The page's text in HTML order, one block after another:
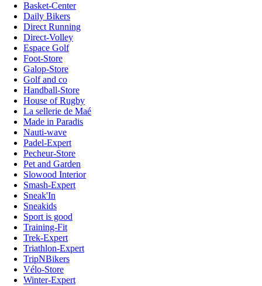
Basket-Center
Daily Bikers
Direct Running
Direct-Volley
Espace Golf
Foot-Store
Galop-Store
Golf and co
Handball-Store
House of Rugby
La sellerie de Maé
Made in Paradis
Nauti-wave
Padel-Expert
Pecheur-Store
Pet and Garden
Slowood Interior
Smash-Expert
Sneak'In
Sneakids
Sport is good
Training-Fit
Trek-Expert
Triathlon-Expert
TripNBikers
Vélo-Store
Winter-Expert